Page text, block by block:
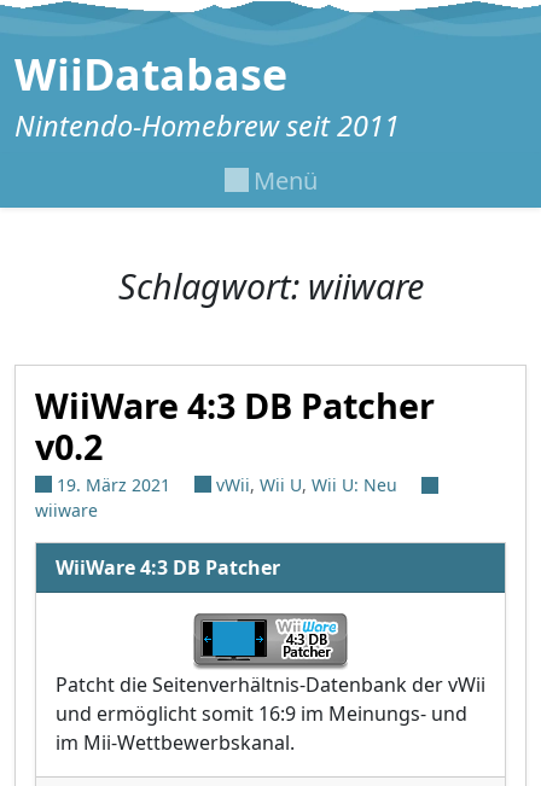
Zum Inhalt springen
WiiDatabase
Nintendo-Homebrew seit 2011
Menü
Schlagwort: wiiware
WiiWare 4:3 DB Patcher
v0.2
19. März 2021 vWii, Wii U, Wii U: Neu
wiiware
WiiWare 4:3 DB Patcher
Patcht die Seitenverhältnis-Datenbank der vWii
und ermöglicht somit 16:9 im Meinungs- und
im Mii-Wettbewerbskanal.